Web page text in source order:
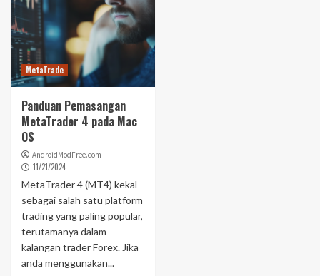
MetaTrade
Panduan Pemasangan
MetaTrader 4 pada Mac
OS
AndroidModFree.com
11/21/2024
MetaTrader 4 (MT4) kekal
sebagai salah satu platform
trading yang paling popular,
terutamanya dalam
kalangan trader Forex. Jika
anda menggunakan...